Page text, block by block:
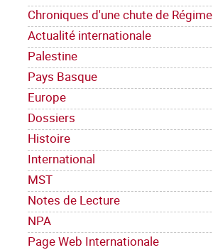
Chroniques d'une chute de Régime
Actualité internationale
Palestine
Pays Basque
Europe
Dossiers
Histoire
International
MST
Notes de Lecture
NPA
Page Web Internationale